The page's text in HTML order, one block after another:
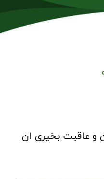
و عاقبت بخیری ان